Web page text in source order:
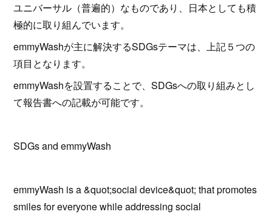
ユニバーサル（普遍的）なものであり、日本としても積
極的に取り組んでいます。
emmyWashが主に解決するSDGsテーマは、上記５つの
項目となります。
emmyWashを設置することで、SDGsへの取り組みとし
て報告書への記載が可能です。
SDGs and emmyWash
emmyWash is a &quot;social device&quot; that promotes
smiles for everyone while addressing social